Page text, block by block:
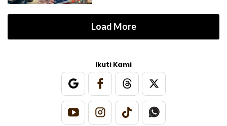
Load More
Ikuti Kami